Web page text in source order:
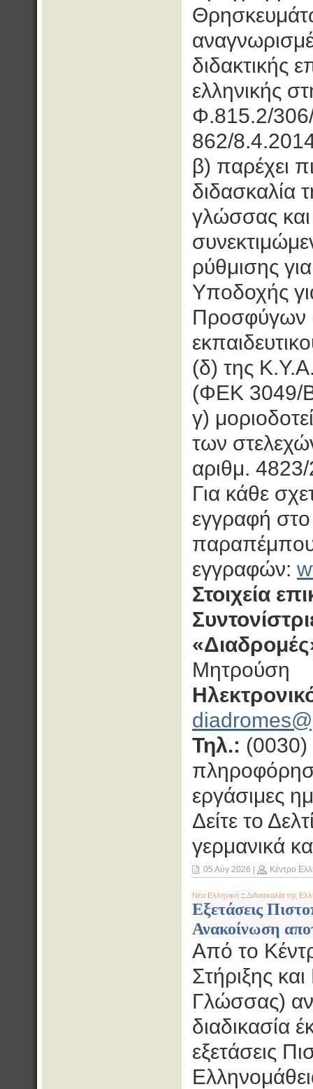
διδακτικής
ελληνικής
Φ.815.2/
862/
β) παρέχει
διδασκαλία
γλώσσας και
ρύθμισης
Υποδοχής
Προσφύγων
(δ) της
(ΦΕΚ 3049/
γ)
των
αριθμ.
Για κάθε
εγγραφή
εγγραφών:
Στοιχεία
Μητρούση
Τηλ.:
εργάσιμες
Δείτε το
γερμανικά
05 Αύγ 2026 Κέντρο
Νέα Ελληνική :: Διδασκαλία της
Εξετάσεις
Ανακοίνωση
Από το
Στήριξης
Γλώσσας)
διαδικασία
εξετάσεις